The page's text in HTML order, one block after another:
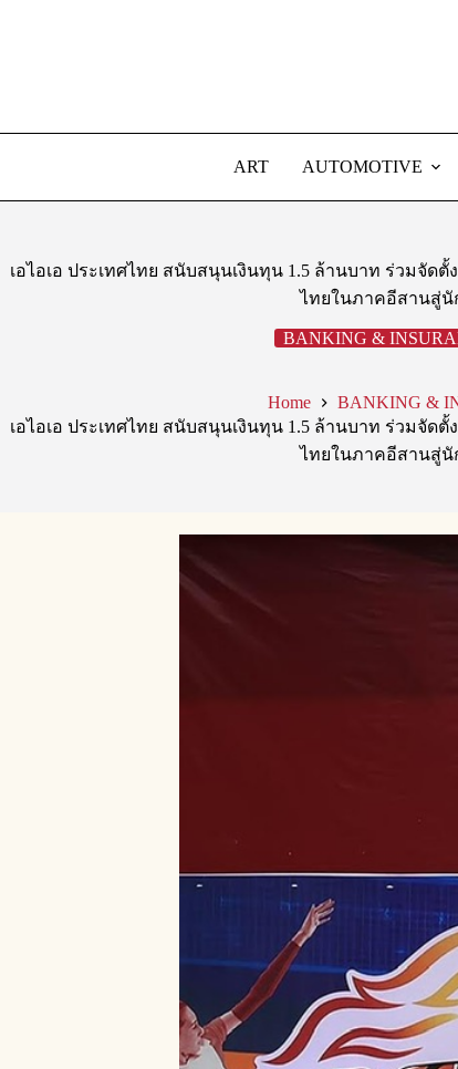
ART AUTOMOTIVE
เอไอเอ ประเทศไทย สนับสนุนเงินทุน 1.5 ล้านบาท ร่วมจัดตั้
ไทยในภาคอีสานสู่นั
BANKING &
Home
BANKING &
เอไอเอ ประเทศไทย สนับสนุนเงินทุน 1.5 ล้านบาท ร่วมจัดตั้
ไทยในภาคอีสานสู่นั